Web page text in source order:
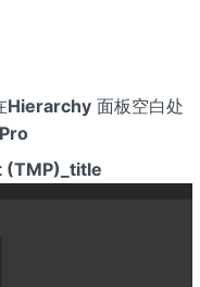
Hierarchy面板空白处
(TMP)_title